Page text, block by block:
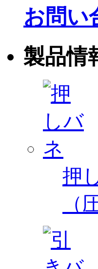
お問い
製品情
押
（